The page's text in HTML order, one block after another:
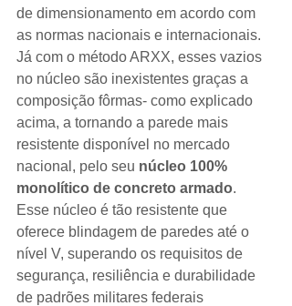
de dimensionamento em acordo com
as normas nacionais e internacionais.
Já com o método ARXX, esses vazios
no núcleo são inexistentes graças a
composição fôrmas- como explicado
acima, a tornando a parede mais
resistente disponível no mercado
nacional, pelo seu núcleo 100%
monolítico de concreto armado.
Esse núcleo é tão resistente que
oferece blindagem de paredes até o
nível V, superando os requisitos de
segurança, resiliência e durabilidade
de padrões militares federais